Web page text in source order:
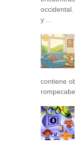
y ...
contiene